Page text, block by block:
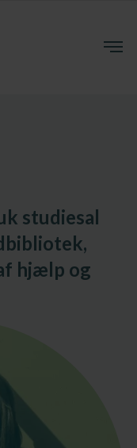
studiesal
hjælp og